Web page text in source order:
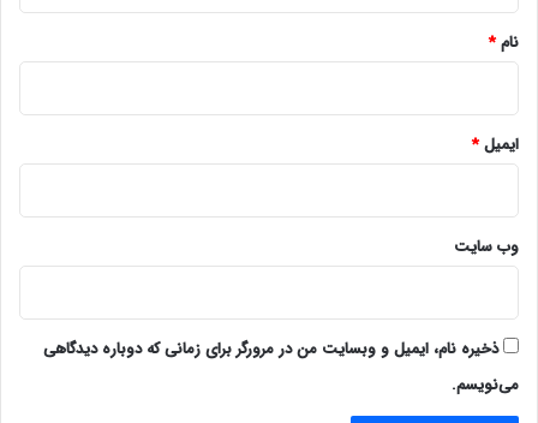
نام*
ایمیل*
وب‌ سایت
ذخیره نام، ایمیل و وبسایت من در مرورگر برای زمانی که دوباره دیدگاهی
می‌نویسم.